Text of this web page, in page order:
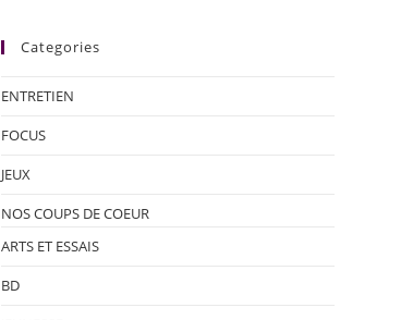
Categories
ENTRETIEN
FOCUS
JEUX
NOS COUPS DE COEUR
ARTS ET ESSAIS
BD